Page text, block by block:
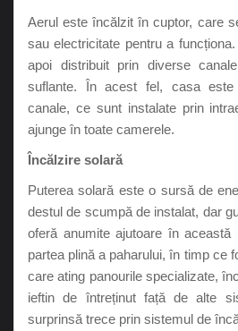
Aerul este încălzit în cuptor, care
sau electricitate pentru a
apoi distribuit prin diverse
suflante. În acest fel, casa
canale, ce sunt instalate prin
ajunge în toate camerele.
Încălzire solară
Puterea solară este o sursă de
destul de scumpă de instalat, dar
oferă anumite ajutoare în această
partea plină a paharului, în timp ce
care ating panourile specializate,
ieftin de întreținut față de alte
surprinsă trece prin sistemul de